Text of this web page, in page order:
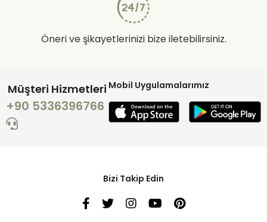
Öneri ve şikayetlerinizi bize iletebilirsiniz.
Müşteri Hizmetleri
+90 5336396766
Mobil Uygulamalarımız
Bizi Takip Edin